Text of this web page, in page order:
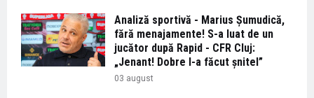
Analiză sportivă - Marius Șumudică,
fără menajamente! S-a luat de un
jucător după Rapid - CFR Cluj:
„Jenant! Dobre l-a făcut șnitel”
03 august